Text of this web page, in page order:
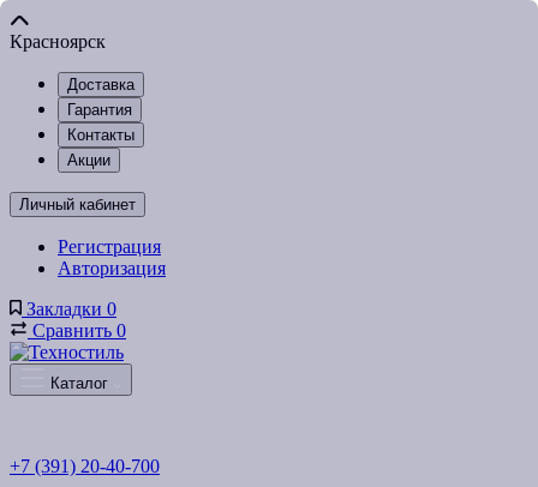
Красноярск
Доставка
Гарантия
Контакты
Акции
Личный кабинет
Регистрация
Авторизация
Закладки 0
Сравнить 0
Каталог
+7 (391) 20-40-700